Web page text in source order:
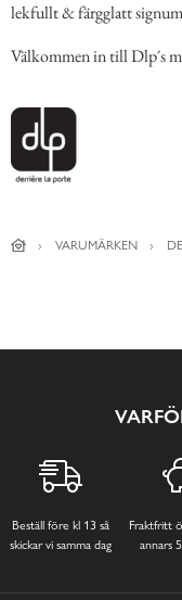
lekfullt & färgglatt
Välkommen in till Dlp´s
VARUMÄRKEN
Beställ före kl 13 så
skickar vi samma dag
Fraktfritt
annars